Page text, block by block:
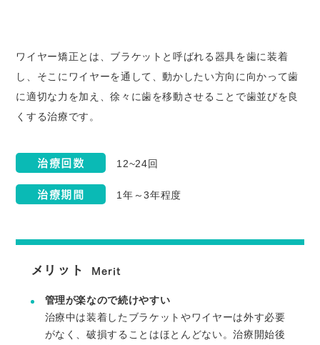
ワイヤー矯正とは、ブラケットと呼ばれる器具を歯に装着
し、そこにワイヤーを通して、動かしたい方向に向かって歯
に適切な力を加え、徐々に歯を移動させることで歯並びを良
くする治療です。
治療回数 12~24回
治療期間 1年～3年程度
メリット Merit
管理が楽なので続けやすい
治療中は装着したブラケットやワイヤーは外す必要
がなく、破損することはほとんどない。治療開始後